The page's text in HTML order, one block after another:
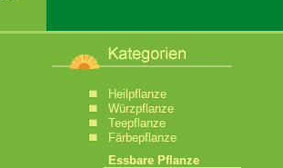
Heilpflanze
Würzpflanze
Teepflanze
Färbepflanze
Essbare Pflanze